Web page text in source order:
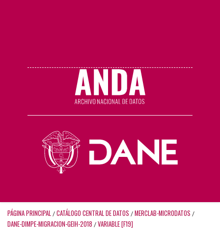
PÁGINA PRINCIPAL / CATÁLOGO CENTRAL DE DATOS / MERCLAB-MICRODATOS /
DANE-DIMPE-MIGRACION-GEIH-2018 / VARIABLE [F19]